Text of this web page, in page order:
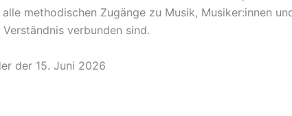
methodischen Zugänge zu Musik, Musiker:innen
verbunden sind.
der 15. Juni 2026